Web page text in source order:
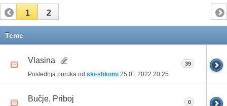
1 2
Teme
Vlasina
Poslednja poruka od ski-shkomi 25.01.2022 20:25
39
Bučje, Priboj 0